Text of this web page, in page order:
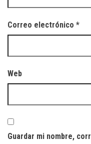
Correo electrónico *
Web
Guardar mi nombre,